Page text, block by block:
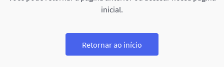
inicial.
Retornar ao início